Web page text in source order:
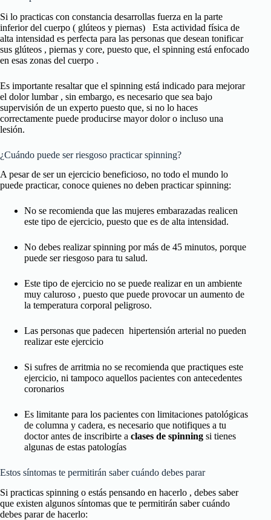
Si lo practicas con constancia desarrollas fuerza en la parte
inferior del cuerpo ( glúteos y piernas) Esta actividad física de
alta intensidad es perfecta para las personas que desean tonificar
sus glúteos , piernas y core, puesto que, el spinning está enfocado
en esas zonas del cuerpo .
Es importante resaltar que el spinning está indicado para mejorar
el dolor lumbar , sin embargo, es necesario que sea bajo
supervisión de un experto puesto que, si no lo haces
correctamente puede producirse mayor dolor o incluso una
lesión.
¿Cuándo puede ser riesgoso practicar spinning?
A pesar de ser un ejercicio beneficioso, no todo el mundo lo
puede practicar, conoce quienes no deben practicar spinning:
No se recomienda que las mujeres embarazadas realicen
este tipo de ejercicio, puesto que es de alta intensidad.
No debes realizar spinning por más de 45 minutos, porque
puede ser riesgoso para tu salud.
Este tipo de ejercicio no se puede realizar en un ambiente
muy caluroso , puesto que puede provocar un aumento de
la temperatura corporal peligroso.
Las personas que padecen hipertensión arterial no pueden
realizar este ejercicio
Si sufres de arritmia no se recomienda que practiques este
ejercicio, ni tampoco aquellos pacientes con antecedentes
coronarios
Es limitante para los pacientes con limitaciones patológicas
de columna y cadera, es necesario que notifiques a tu
doctor antes de inscribirte a clases de spinning si tienes
algunas de estas patologías
Estos síntomas te permitirán saber cuándo debes parar
Si practicas spinning o estás pensando en hacerlo , debes saber
que existen algunos síntomas que te permitirán saber cuándo
debes parar de hacerlo: